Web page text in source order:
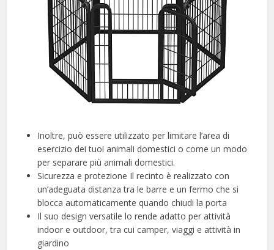
Inoltre, può essere utilizzato per limitare l’area di
esercizio dei tuoi animali domestici o come un modo
per separare più animali domestici.
Sicurezza e protezione Il recinto è realizzato con
un’adeguata distanza tra le barre e un fermo che si
blocca automaticamente quando chiudi la porta
Il suo design versatile lo rende adatto per attività
indoor e outdoor, tra cui camper, viaggi e attività in
giardino